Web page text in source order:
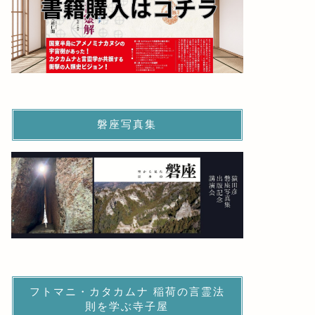
磐座写真集
フトマニ・カタカムナ 稲荷の言霊法
則を学ぶ寺子屋